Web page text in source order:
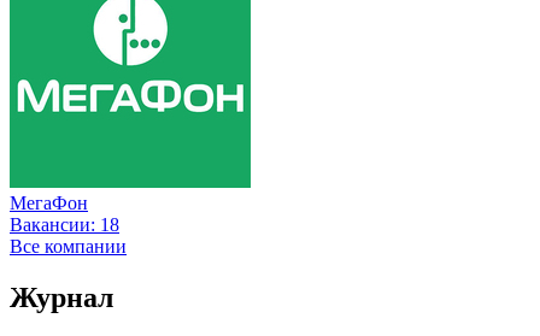
МегаФон
Вакансии: 18
Все компании
Журнал